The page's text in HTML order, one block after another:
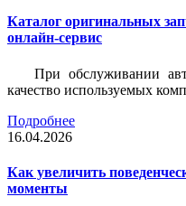
Каталог оригинальных
онлайн-сервис
При обслуживании
качество используемых
Подробнее
16.04.2026
Как увеличить
моменты